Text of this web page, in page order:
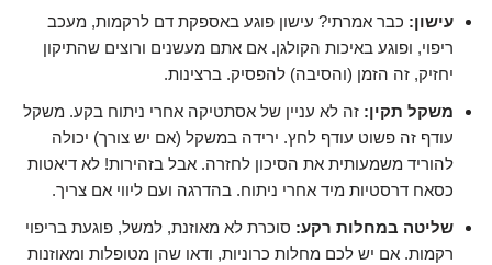
עישון: כבר אמרתי? עישון פוגע באספקת דם לרקמות, מעכב
ריפוי, ופוגע באיכות הקולגן. אם אתם מעשנים ורוצים שהתיקון
יחזיק, זה הזמן (והסיבה) להפסיק. ברצינות.
משקל תקין: זה לא עניין של אסתטיקה אחרי ניתוח בקע. משקל
עודף זה פשוט עודף לחץ. ירידה במשקל (אם יש צורך) יכולה
להוריד משמעותית את הסיכון לחזרה. אבל בזהירות! לא דיאטות
כסאח דרסטיות מיד אחרי ניתוח. בהדרגה ועם ליווי אם צריך.
שליטה במחלות רקע: סוכרת לא מאוזנת, למשל, פוגעת בריפוי
רקמות. אם יש לכם מחלות כרוניות, ודאו שהן מטופלות ומאוזנות